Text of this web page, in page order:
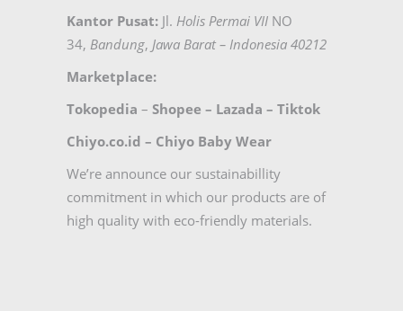
Kantor Pusat: Jl. Holis Permai VII NO
34, Bandung, Jawa Barat – Indonesia 40212
Marketplace:
Tokopedia – Shopee – Lazada – Tiktok
Chiyo.co.id – Chiyo Baby Wear
We’re announce our sustainabillity
commitment in which our products are of
high quality with eco-friendly materials.